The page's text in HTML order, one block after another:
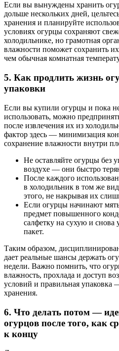
Если вы вынуждены хранить
дольше нескольких дней,
хранения и планируйте
условиях огурцы сохраняют
холодильнике, но грамотная
влажности поможет сохранить
чем обычная комнатная
5. Как продлить жизнь
упаковки
Если вы купили огурцы и пока
использовать, можно
после извлечения их из
фактор здесь — минимизация
сохранение влажности внутри
Не оставляйте огурцы без
воздухе — они быстро
После каждого
в холодильник в том же
этого, не накрывая их
Если огурцы начинают
предмет повышенного
салфетку на сухую и
пакет.
Таким образом,
дает реальные шансы держать
недели. Важно помнить, что
влажность, прохлада и доступ
условий и правильная упаковка
хранения.
6. Что делать потом —
огурцов после того, как
к концу